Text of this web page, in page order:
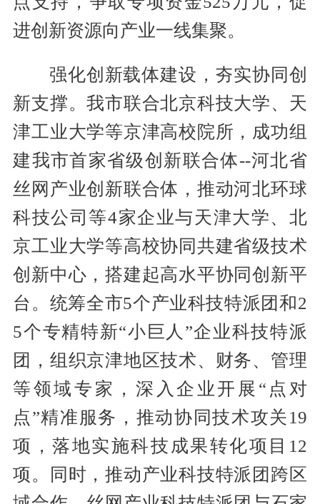
进创新资源向产业一线集聚。
强化创新载体建设，夯实协同创
新支撑。我市联合北京科技大学、天
津工业大学等京津高校院所，成功组
建我市首家省级创新联合体--河北省
丝网产业创新联合体，推动河北环球
科技公司等4家企业与天津大学、北
京工业大学等高校协同共建省级技术
创新中心，搭建起高水平协同创新平
台。统筹全市5个产业科技特派团和2
5个专精特新“小巨人”企业科技特派
团，组织京津地区技术、财务、管理
等领域专家，深入企业开展“点对
点”精准服务，推动协同技术攻关19
项，落地实施科技成果转化项目12
项。同时，推动产业科技特派团跨区